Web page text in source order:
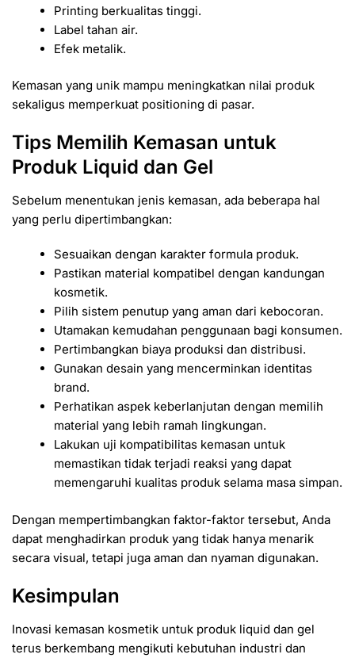
Printing berkualitas tinggi.
Label tahan air.
Efek metalik.
Kemasan yang unik mampu meningkatkan nilai produk
sekaligus memperkuat positioning di pasar.
Tips Memilih Kemasan untuk
Produk Liquid dan Gel
Sebelum menentukan jenis kemasan, ada beberapa hal
yang perlu dipertimbangkan:
Sesuaikan dengan karakter formula produk.
Pastikan material kompatibel dengan kandungan
kosmetik.
Pilih sistem penutup yang aman dari kebocoran.
Utamakan kemudahan penggunaan bagi konsumen.
Pertimbangkan biaya produksi dan distribusi.
Gunakan desain yang mencerminkan identitas
brand.
Perhatikan aspek keberlanjutan dengan memilih
material yang lebih ramah lingkungan.
Lakukan uji kompatibilitas kemasan untuk
memastikan tidak terjadi reaksi yang dapat
memengaruhi kualitas produk selama masa simpan.
Dengan mempertimbangkan faktor-faktor tersebut, Anda
dapat menghadirkan produk yang tidak hanya menarik
secara visual, tetapi juga aman dan nyaman digunakan.
Kesimpulan
Inovasi kemasan kosmetik untuk produk liquid dan gel
terus berkembang mengikuti kebutuhan industri dan